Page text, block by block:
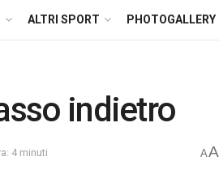
ALTRI SPORT PHOTOGALLERY
indietro
4 minuti AA